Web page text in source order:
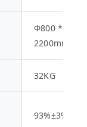
Φ800 *
2200mm
32KG
93%±3%